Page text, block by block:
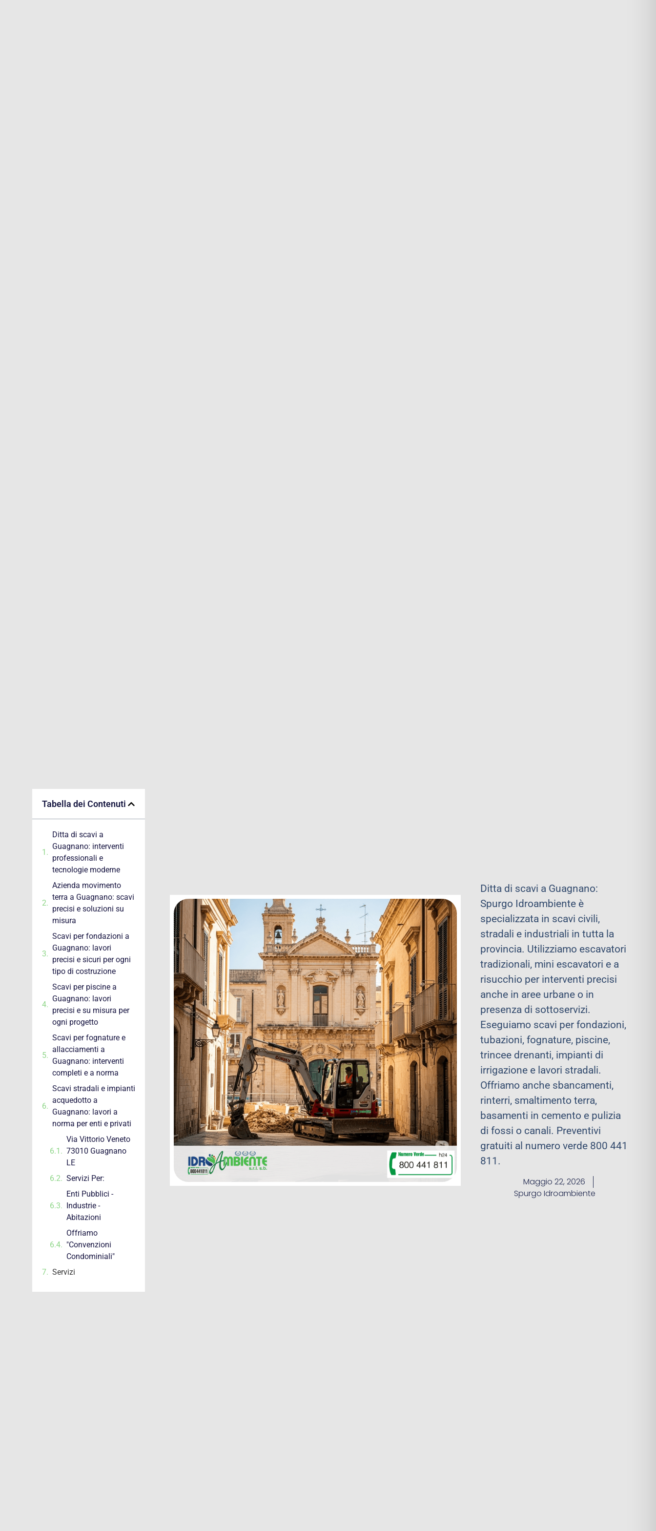
Tabella dei Contenuti
Ditta di scavi a
Guagnano: interventi
professionali e
tecnologie moderne
Azienda movimento
terra a Guagnano: scavi
precisi e soluzioni su
misura
Scavi per fondazioni a
Guagnano: lavori
precisi e sicuri per ogni
tipo di costruzione
Scavi per piscine a
Guagnano: lavori
precisi e su misura per
ogni progetto
Scavi per fognature e
allacciamenti a
Guagnano: interventi
completi e a norma
Scavi stradali e impianti
acquedotto a
Guagnano: lavori a
norma per enti e privati
Via Vittorio Veneto
73010 Guagnano
LE
Servizi Per:
Enti Pubblici -
Industrie -
Abitazioni
Offriamo
"Convenzioni
Condominiali"
Servizi
Ditta di scavi a Guagnano:
Spurgo Idroambiente è
specializzata in scavi civili,
stradali e industriali in tutta la
provincia. Utilizziamo escavatori
tradizionali, mini escavatori e a
risucchio per interventi precisi
anche in aree urbane o in
presenza di sottoservizi.
Eseguiamo scavi per fondazioni,
tubazioni, fognature, piscine,
trincee drenanti, impianti di
irrigazione e lavori stradali.
Offriamo anche sbancamenti,
rinterri, smaltimento terra,
basamenti in cemento e pulizia
di fossi o canali. Preventivi
gratuiti al numero verde 800 441
811.
Maggio 22, 2026
Spurgo Idroambiente